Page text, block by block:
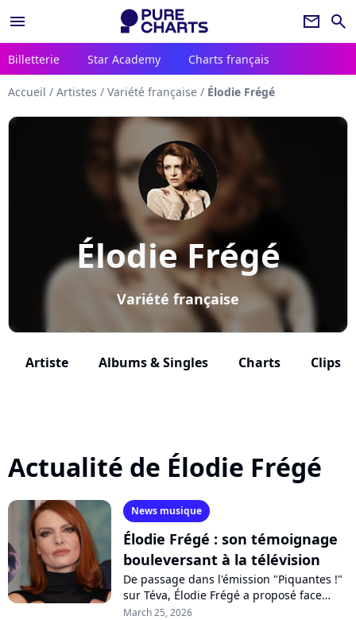
menu newsletter search
Billetterie Star Academy Charts français
Accueil / Artistes / Variété française / Élodie Frégé
Élodie Frégé
Variété française
Artiste Albums & Singles Charts Clips
Actualité de Élodie Frégé
News musique
Élodie Frégé : son témoignage
bouleversant à la télévision
De passage dans l'émission "Piquantes !"
sur Téva, Élodie Frégé a proposé face
caméra un discours dans lequel elle
March 25, 2026